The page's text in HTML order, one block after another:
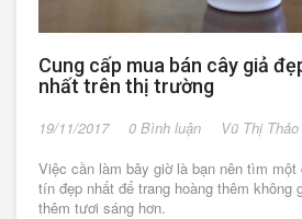
Cung cấp mua bán cây giả
nhất trên thị trường
19/11/2017 0 Bình luận
Vũ Thị Thảo
Việc cần làm bây giờ là bạn nên tìm
tín đẹp nhất để trang hoàng thêm không
thêm tươi sáng hơn.